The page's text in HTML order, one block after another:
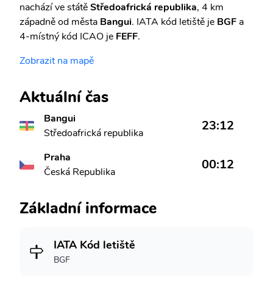
nachází ve státěStředoafrická republika, 4 km
západně od města Bangui. IATA kód letiště je BGF a
4-místný kód ICAO je FEFF.
Zobrazit na mapě
Aktuální čas
Bangui
Středoafrická republika
23:12
Praha
Česká Republika
00:12
Základní informace
IATA Kód letiště
BGF